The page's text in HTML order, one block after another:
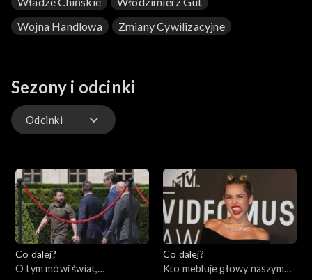
Wojna Handlowa
Zmiany Cywilizacyjne
Sezony i odcinki
Odcinki
Co dalej?
O tym mówi świat,
Co dalej?
Kto mebluje głowy naszym